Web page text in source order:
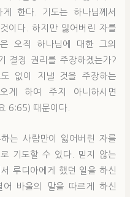
한다. 기도는 하나님께서
이다. 하지만 잃어버린 자를
오직 하나님에 대한 그의
결정 권리를 주장하겠는가?
없이 지낼 것을 주장하는
게 하여 주지 아니하시면
6:65) 때문이다.
는 사람만이 잃어버린 자를
기도할 수 있다. 믿지 않는
루디아에게 했던 일을 하신
바울의 말을 따르게 하신